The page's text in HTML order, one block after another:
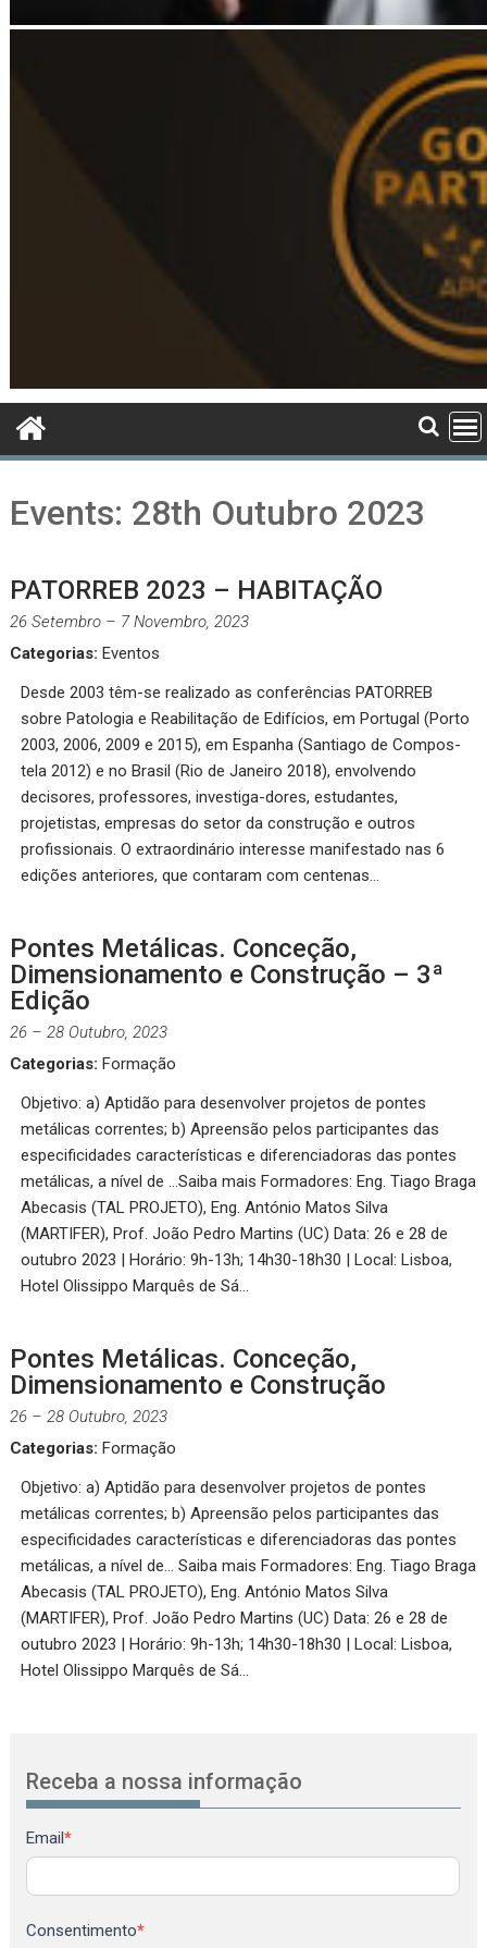
Events: 28th Outubro 2023
PATORREB 2023 – HABITAÇÃO
26 Setembro – 7 Novembro, 2023
Categorias: Eventos
Desde 2003 têm-se realizado as conferências PATORREB
sobre Patologia e Reabilitação de Edifícios, em Portugal (Porto
2003, 2006, 2009 e 2015), em Espanha (Santiago de Compos-
tela 2012) e no Brasil (Rio de Janeiro 2018), envolvendo
decisores, professores, investiga-dores, estudantes,
projetistas, empresas do setor da construção e outros
profissionais. O extraordinário interesse manifestado nas 6
edições anteriores, que contaram com centenas…
Pontes Metálicas. Conceção,
Dimensionamento e Construção – 3ª
Edição
26 – 28 Outubro, 2023
Categorias: Formação
Objetivo: a) Aptidão para desenvolver projetos de pontes
metálicas correntes; b) Apreensão pelos participantes das
especificidades características e diferenciadoras das pontes
metálicas, a nível de …Saiba mais Formadores: Eng. Tiago Braga
Abecasis (TAL PROJETO), Eng. António Matos Silva
(MARTIFER), Prof. João Pedro Martins (UC) Data: 26 e 28 de
outubro 2023 | Horário: 9h-13h; 14h30-18h30 | Local: Lisboa,
Hotel Olissippo Marquês de Sá…
Pontes Metálicas. Conceção,
Dimensionamento e Construção
26 – 28 Outubro, 2023
Categorias: Formação
Objetivo: a) Aptidão para desenvolver projetos de pontes
metálicas correntes; b) Apreensão pelos participantes das
especificidades características e diferenciadoras das pontes
metálicas, a nível de… Saiba mais Formadores: Eng. Tiago Braga
Abecasis (TAL PROJETO), Eng. António Matos Silva
(MARTIFER), Prof. João Pedro Martins (UC) Data: 26 e 28 de
outubro 2023 | Horário: 9h-13h; 14h30-18h30 | Local: Lisboa,
Hotel Olissippo Marquês de Sá…
Receba a nossa informação
Newsletter
Email*
Consentimento*